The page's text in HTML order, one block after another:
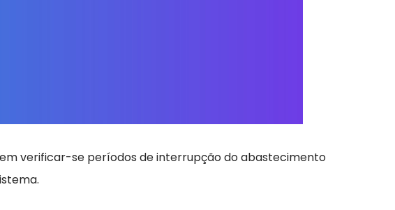
verificar-se períodos de interrupção do abastecimento